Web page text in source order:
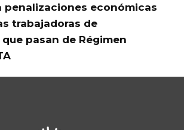
penalizaciones económicas
trabajadoras de
pasan de Régimen